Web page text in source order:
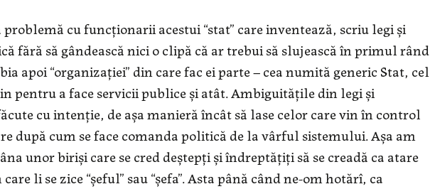
cu funcționarii acestui “stat” care inventează, scriu legi și
fără să gândească nici o clipă că ar trebui să slujească în primul rând
apoi “organizației” din care fac ei parte – cea numită generic Stat, cel
pentru a face servicii publice și atât. Ambiguitățile din legi și
cu intenție, de așa manieră încât să lase celor care vin în control
după cum se face comanda politică de la vârful sistemului. Așa am
unor biriși care se cred deștepți și îndreptățiți să se creadă ca atare
li se zice “șeful” sau “șefa”. Asta până când ne-om hotărî, ca